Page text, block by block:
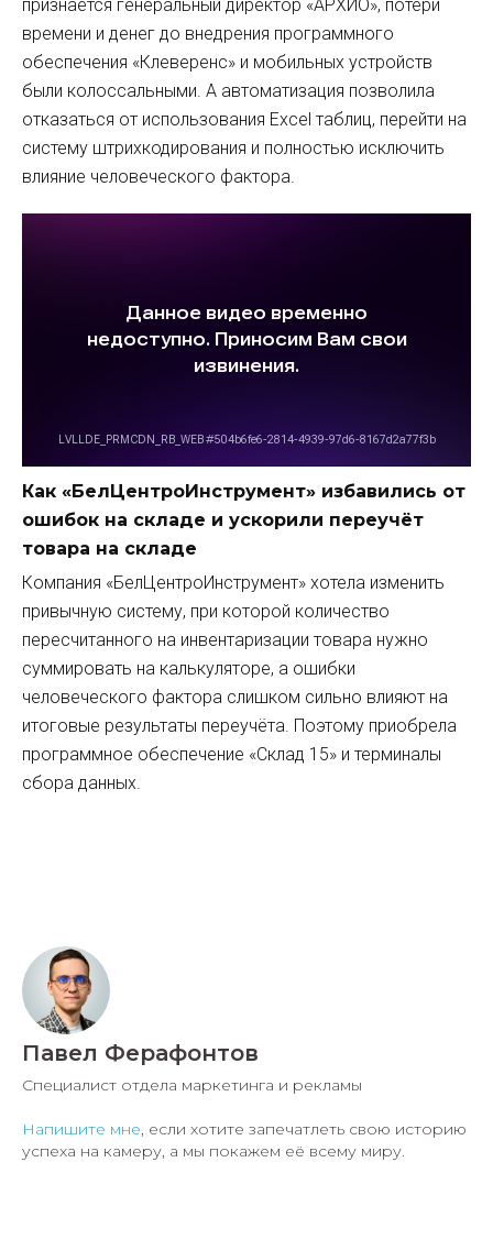
признаётся генеральный директор «АРХИО», потери
времени и денег до внедрения программного
обеспечения «Клеверенс» и мобильных устройств
были колоссальными. А автоматизация позволила
отказаться от использования Excel таблиц, перейти на
систему штрихкодирования и полностью исключить
влияние человеческого фактора.
Как «БелЦентроИнструмент» избавились от
ошибок на складе и ускорили переучёт
товара на складе
Компания «БелЦентроИнструмент» хотела изменить
привычную систему, при которой количество
пересчитанного на инвентаризации товара нужно
суммировать на калькуляторе, а ошибки
человеческого фактора слишком сильно влияют на
итоговые результаты переучёта. Поэтому приобрела
программное обеспечение «Склад 15» и терминалы
сбора данных.
Павел Ферафонтов
Специалист отдела маркетинга и рекламы
Напишите мне, если хотите запечатлеть свою историю
успеха на камеру, а мы покажем её всему миру.